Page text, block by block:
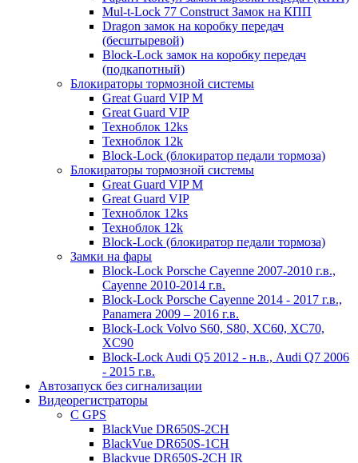
Mul-t-Lock 77 Construct Замок на КПП
Dragon замок на коробку передач
(бесштыревой)
Block-Lock замок на коробку передач
(подкапотный)
Блокираторы тормозной системы
Great Guard VIP M
Great Guard VIP
Техноблок 12ks
Техноблок 12k
Block-Lock (блокиратор педали тормоза)
Блокираторы тормозной системы
Great Guard VIP M
Great Guard VIP
Техноблок 12ks
Техноблок 12k
Block-Lock (блокиратор педали тормоза)
Замки на фары
Block-Lock Porsche Cayenne 2007-2010 г.в.,
Cayenne 2010-2014 г.в.
Block-Lock Porsche Cayenne 2014 - 2017 г.в.,
Panamera 2009 – 2016 г.в.
Block-Lock Volvo S60, S80, XC60, XC70,
XC90
Block-Lock Audi Q5 2012 - н.в., Audi Q7 2006
- 2015 г.в.
Автозапуск без сигнализации
Видеорегистраторы
С GPS
BlackVue DR650S-2CH
BlackVue DR650S-1CH
Blackvue DR650S-2CH IR